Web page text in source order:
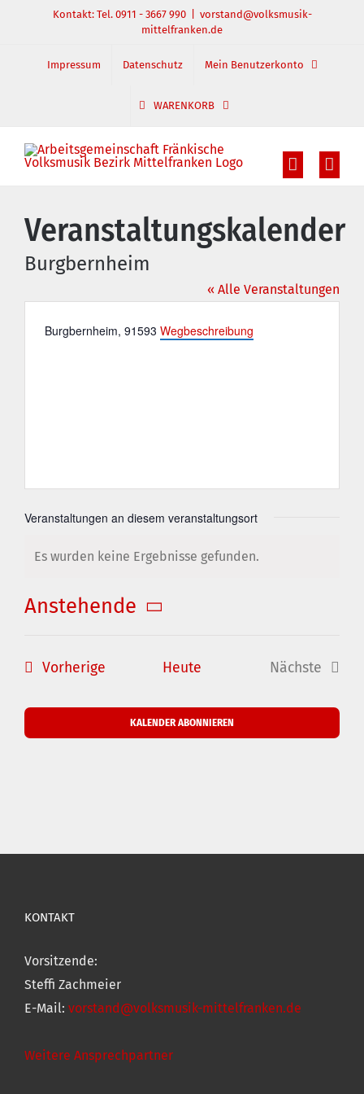
springen
Kontakt: Tel. 0911 - 3667 990
vorstand@volksmusik-
mittelfranken.de
Impressum Datenschutz Mein Benutzerkonto
WARENKORB
Veranstaltungskalender
Burgbernheim
« Alle Veranstaltungen
Adresse
Burgbernheim, 91593 Wegbeschreibung
Veranstaltungen an diesem veranstaltungsort
Es wurden keine Ergebnisse gefunden.
Anstehende
VorherigeVeranstaltungen
Heute
Nächste
KALENDER ABONNIEREN
KONTAKT
Vorsitzende:
Steffi Zachmeier
E-Mail: vorstand@volksmusik-mittelfranken.de
Weitere Ansprechpartner